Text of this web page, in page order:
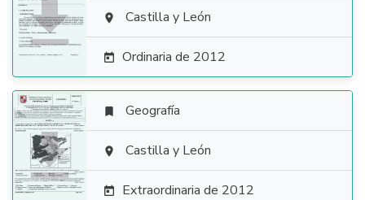
  Castilla y León
 Ordinaria de 2012

 Geografía
 Castilla y León
 Extraordinaria de 2012